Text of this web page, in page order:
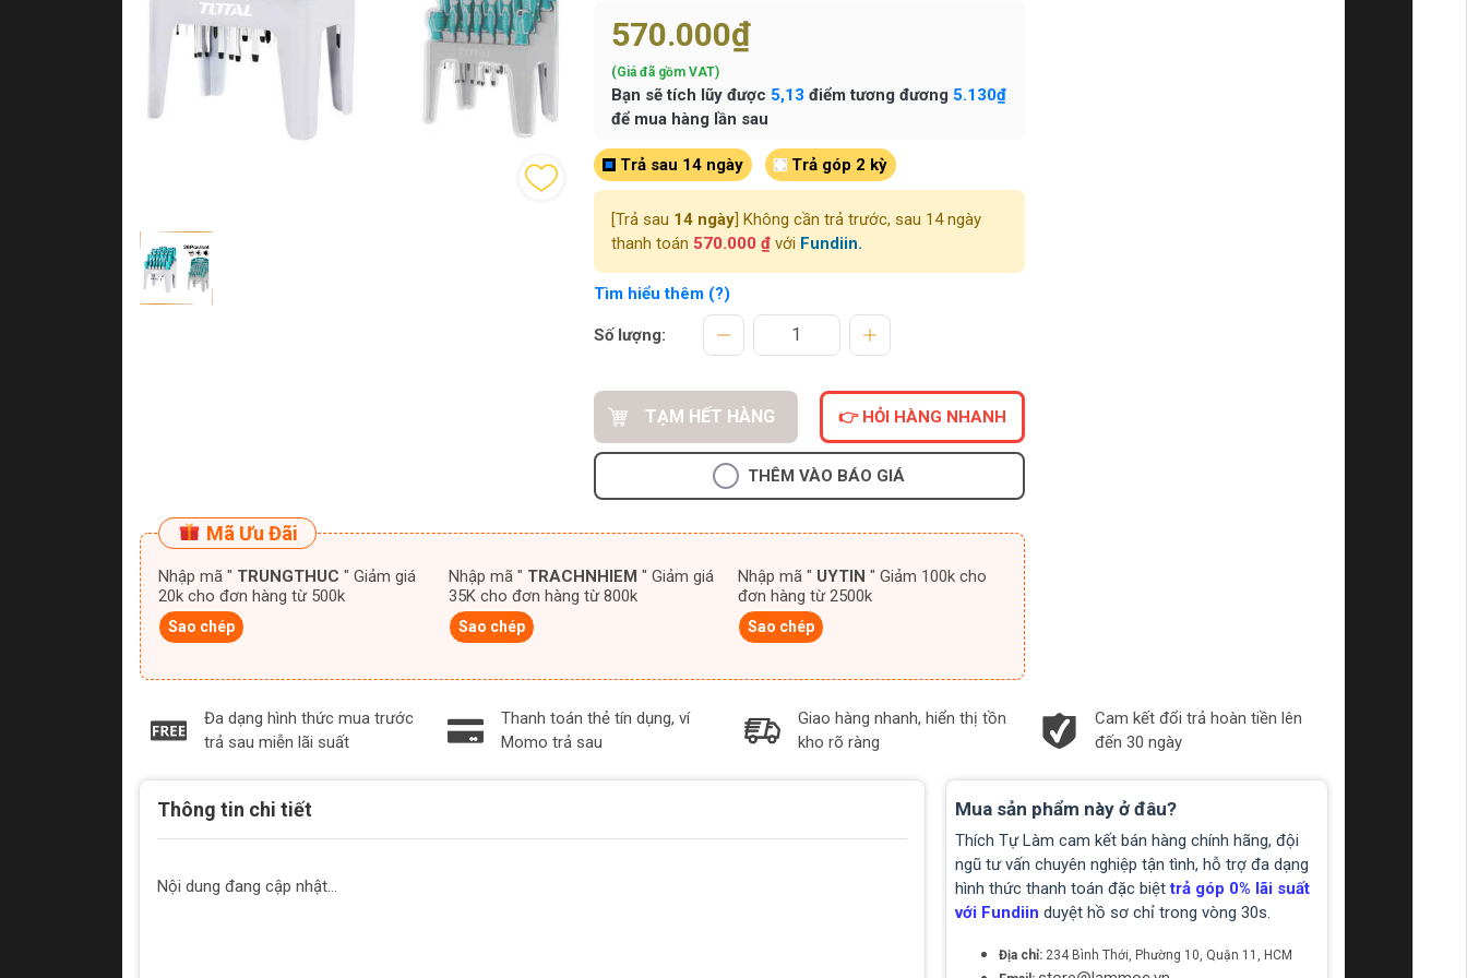
570.000₫
(Giá đã gồm VAT)
Bạn sẽ tích lũy được 5,13 điểm tương đương 5.130₫
để mua hàng lần sau
Trả sau 14 ngày Trả góp 2 kỳ
[Trả sau 14 ngày] Không cần trả trước, sau 14 ngày
thanh toán 570.000 ₫với Fundiin.
Tìm hiểu thêm (?)
Số lượng:
TẠM HẾT HÀNG 👉 HỎI HÀNG NHANH
THÊM VÀO BÁO GIÁ
Mã Ưu Đãi
Nhập mã " TRUNGTHUC " Giảm giá
20k cho đơn hàng từ 500k
Sao chép
Nhập mã " TRACHNHIEM " Giảm giá
35K cho đơn hàng từ 800k
Sao chép
Nhập mã " UYTIN " Giảm 100k cho
đơn hàng từ 2500k
Sao chép
Đa dạng hình thức mua trước
trả sau miễn lãi suất
Thanh toán thẻ tín dụng, ví
Momo trả sau
Giao hàng nhanh, hiển thị tồn
kho rõ ràng
Cam kết đổi trả hoàn tiền lên
đến 30 ngày
Thông tin chi tiết
Nội dung đang cập nhật...
Mua sản phẩm này ở đâu?
Thích Tự Làm cam kết bán hàng chính hãng, đội
ngũ tư vấn chuyên nghiệp tận tình, hỗ trợ đa dạng
hình thức thanh toán đặc biệttrả góp 0% lãi suất
với Fundiin duyệt hồ sơ chỉ trong vòng 30s.
Địa chỉ: 234 Bình Thới, Phường 10, Quận 11, HCM